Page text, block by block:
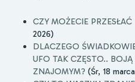
CZY MOŻECIE
2026)
DLACZEGO
UFO TAK CZĘSTO..
ZNAJOMYM? (Śr, 18